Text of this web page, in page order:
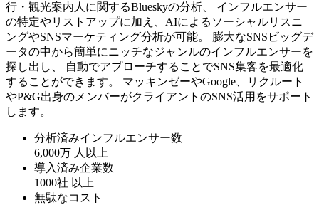
行・観光案内人に関するBlueskyの分析、 インフルエンサー
の特定やリストアップに加え、AIによるソーシャルリスニ
ングやSNSマーケティング分析が可能。 膨大なSNSビッグデ
ータの中から簡単にニッチなジャンルのインフルエンサーを
探し出し、 自動でアプローチすることでSNS集客を最適化
することができます。 マッキンゼーやGoogle、リクルート
やP&G出身のメンバーがクライアントのSNS活用をサポート
します。
分析済みインフルエンサー数
6,000万 人以上
導入済み企業数
1000社 以上
無駄なコスト